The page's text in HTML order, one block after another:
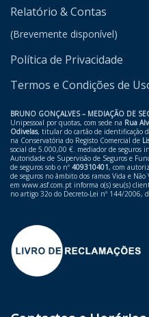
Relatório & Contas
(Brevemente disponível)
Política de Privacidade
Termos e Condições de
BRUNO GONÇALVES – MEDIAÇÃO DE
Unipessoal por quotas, com sede na Rua
Odivelas, titular do cartão de identificação
na Conservatória do Registo Comercial de
social de 5.000,00 €. mediador de seguros
Autoridade de Supervisão de Seguros e
de seguros sob o nº 409310401, com
de seguros no âmbito dos ramos Vida e
em ​ www.asf.com.pt informa o(s) seu(s)
no artigo 32o do Decreto-Lei nº 144/2006,